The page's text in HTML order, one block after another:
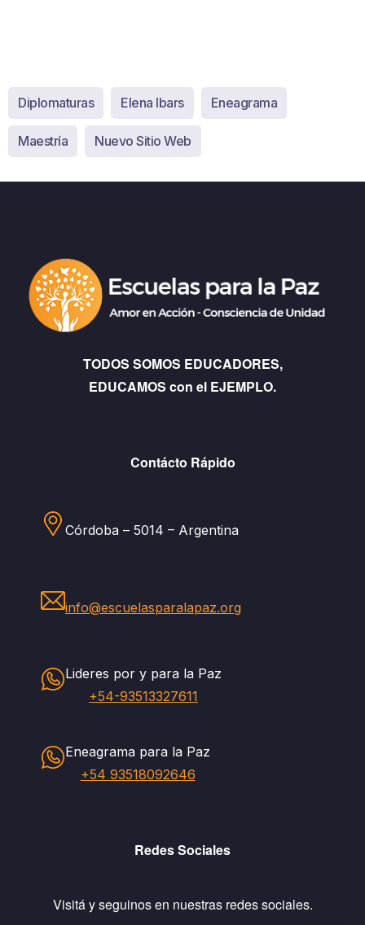
Diplomaturas Elena Ibars Eneagrama
Maestría Nuevo Sitio Web
TODOS SOMOS EDUCADORES,
EDUCAMOS con el EJEMPLO.
Contácto Rápido
Córdoba – 5014 – Argentina
info@escuelasparalapaz.org
Lideres por y para la Paz
+54-93513327611
Eneagrama para la Paz
+54 93518092646
Redes Sociales
Visitá y seguinos en nuestras redes sociales.